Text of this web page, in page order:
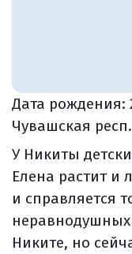
Дата рождения:
Чувашская
У Никиты
Елена растит и
и справляется
Никите, но